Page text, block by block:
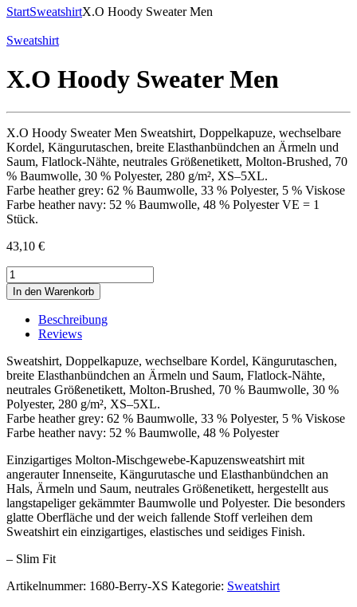
StartSweatshirtX.O Hoody Sweater Men
Sweatshirt
X.O Hoody Sweater Men
X.O Hoody Sweater Men Sweatshirt, Doppelkapuze, wechselbare
Kordel, Kängurutaschen, breite Elasthanbündchen an Ärmeln und
Saum, Flatlock-Nähte, neutrales Größenetikett, Molton-Brushed, 70
% Baumwolle, 30 % Polyester, 280 g/m², XS–5XL.
Farbe heather grey: 62 % Baumwolle, 33 % Polyester, 5 % Viskose
Farbe heather navy: 52 % Baumwolle, 48 % Polyester VE = 1
Stück.
43,10 €
X.O
Hoody
Sweater
Men
quantity
In den Warenkorb
Beschreibung
Reviews
Sweatshirt, Doppelkapuze, wechselbare Kordel, Kängurutaschen,
breite Elasthanbündchen an Ärmeln und Saum, Flatlock-Nähte,
neutrales Größenetikett, Molton-Brushed, 70 % Baumwolle, 30 %
Polyester, 280 g/m², XS–5XL.
Farbe heather grey: 62 % Baumwolle, 33 % Polyester, 5 % Viskose
Farbe heather navy: 52 % Baumwolle, 48 % Polyester
Einzigartiges Molton-Mischgewebe-Kapuzensweatshirt mit
angerauter Innenseite, Kängurutasche und Elasthanbündchen an
Hals, Ärmeln und Saum, neutrales Größenetikett, hergestellt aus
langstapeliger gekämmter Baumwolle und Polyester. Die besonders
glatte Oberfläche und der weich fallende Stoff verleihen dem
Sweatshirt ein einzigartiges, elastisches und seidiges Finish.
– Slim Fit
Artikelnummer: 1680-Berry-XS Kategorie: Sweatshirt